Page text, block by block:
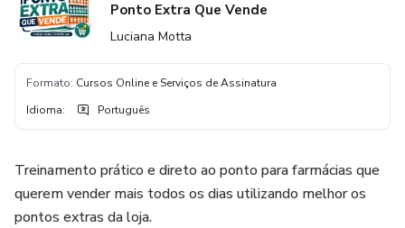
Ponto Extra Que Vende
Luciana Motta
Formato: Cursos Online e Serviços de Assinatura
Idioma: Português
Treinamento prático e direto ao ponto para farmácias que
querem vender mais todos os dias utilizando melhor os
pontos extras da loja.